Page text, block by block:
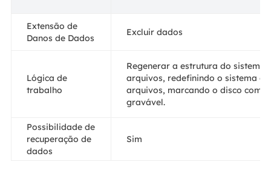
Extensão de
Danos de Dados
Excluir dados
Lógica de
trabalho
Regenerar a estrutura do sistema
arquivos, redefinindo o sistema de
arquivos, marcando o disco como
gravável.
Possibilidade de
recuperação de
dados
Sim